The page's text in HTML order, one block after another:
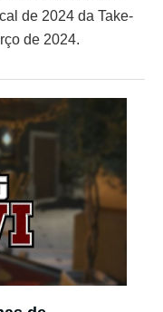
de 2024 da Take-
de 2024.